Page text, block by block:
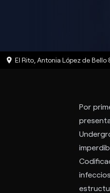
El Rito, Antonia López de Bello
Por